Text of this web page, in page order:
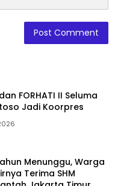
FORHATI II Seluma
Jadi Koorpres
Menunggu, Warga
Terima SHM